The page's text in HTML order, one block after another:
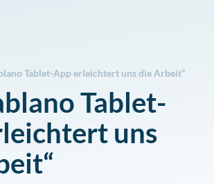
Tablet-App erleichtert uns die Arbeit“
Tablet-
uns